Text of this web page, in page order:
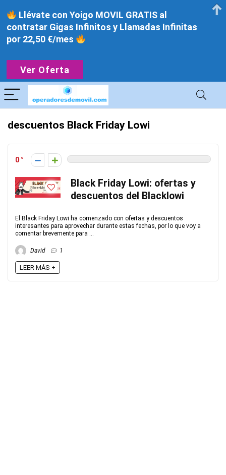
descuentos Black Friday Lowi
0
Black Friday Lowi: ofertas y
descuentos del Blacklowi
El Black Friday Lowi ha comenzado con ofertas y descuentos
interesantes para aprovechar durante estas fechas, por lo que voy a
comentar brevemente para ...
David 1
LEER MÁS +
Llévate con Yoigo MOVIL GRATIS al
contratar Gigas Infinitos y Llamadas Infinitas
por 22,50 €/mes
Ver Oferta